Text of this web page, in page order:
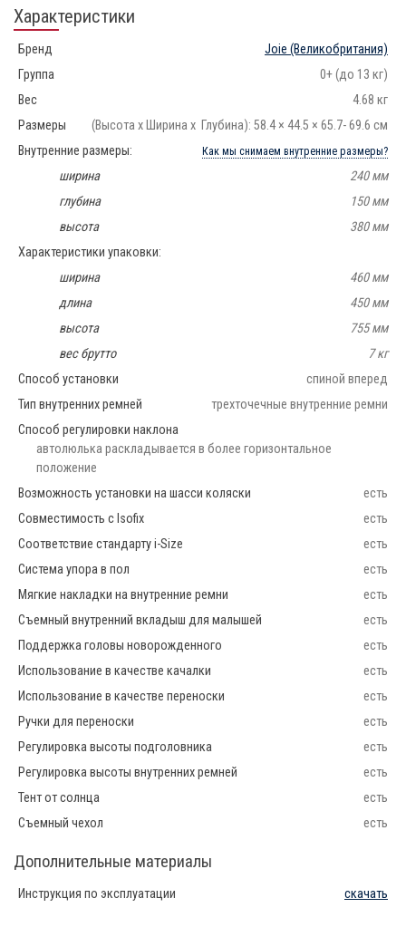
Характеристики
Бренд Joie (Великобритания)
Группа
0+ (до 13 кг)
Вес
4.68 кг
Размеры
(Высота х Ширина х Глубина): 58.4 × 44.5 × 65.7- 69.6 см
Внутренние размеры:
Как мы снимаем внутренние размеры?
ширина
240 мм
глубина
150 мм
высота
380 мм
Характеристики упаковки:
ширина
460 мм
длина
450 мм
высота
755 мм
вес брутто
7 кг
Способ установки
спиной вперед
Тип внутренних ремней
трехточечные внутренние ремни
Способ регулировки наклона
автолюлька раскладывается в более горизонтальное
положение
Возможность установки на шасси коляски
есть
Совместимость с Isofix
есть
Соответствие стандарту i-Size
есть
Система упора в пол
есть
Мягкие накладки на внутренние ремни
есть
Съемный внутренний вкладыш для малышей
есть
Поддержка головы новорожденного
есть
Использование в качестве качалки
есть
Использование в качестве переноски
есть
Ручки для переноски
есть
Регулировка высоты подголовника
есть
Регулировка высоты внутренних ремней
есть
Тент от солнца
есть
Съемный чехол
есть
Дополнительные материалы
Инструкция по эксплуатации скачать